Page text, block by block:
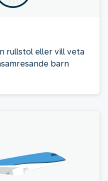
rullstol eller vill veta
barn